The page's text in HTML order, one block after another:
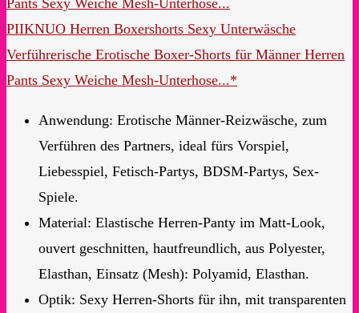
PIIKNUO Herren Boxershorts Sexy Unterwäsche
Verführerische Erotische Boxer-Shorts für Männer Herren
Pants Sexy Weiche Mesh-Unterhose...*
Anwendung: Erotische Männer-Reizwäsche, zum
Verführen des Partners, ideal fürs Vorspiel,
Liebesspiel, Fetisch-Partys, BDSM-Partys, Sex-
Spiele.
Material: Elastische Herren-Panty im Matt-Look,
ouvert geschnitten, hautfreundlich, aus Polyester,
Elasthan, Einsatz (Mesh): Polyamid, Elasthan.
Optik: Sexy Herren-Shorts für ihn, mit transparenten